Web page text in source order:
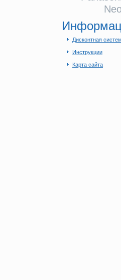
Дисконтная
Инструкции
Карта сайта